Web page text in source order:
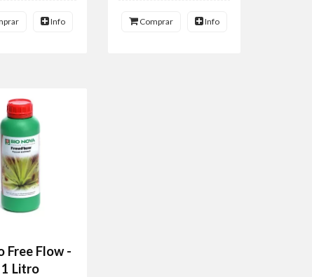
Info Comprar Info
Free Flow -
1 Litro